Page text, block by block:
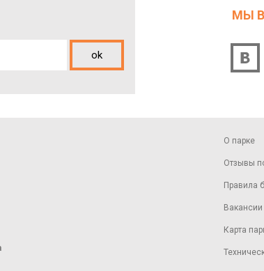
ok
МЫ
О парке
Отзывы
Правила
Вакансии
Карта